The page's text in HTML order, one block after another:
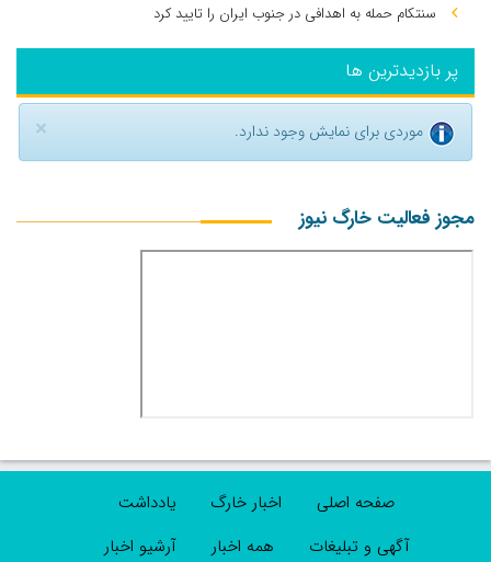
سنتکام حمله به اهدافی در جنوب ایران را تایید کرد
پر بازدیدترین ها
× موردی برای نمایش وجود ندارد.
مجوز فعالیت خارگ نیوز
صفحه اصلی اخبار خارگ
یادداشت
آگهی و تبلیغات
همه اخبار آرشیو اخبار